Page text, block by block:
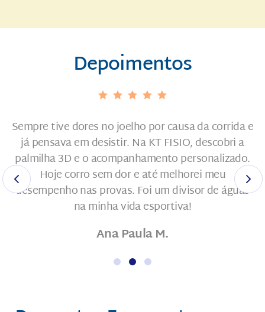
Depoimentos
Sempre tive dores no joelho por causa da corrida e
já pensava em desistir. Na KT FISIO, descobri a
palmilha 3D e o acompanhamento personalizado.
Hoje corro sem dor e até melhorei meu
desempenho nas provas. Foi um divisor de águas
na minha vida esportiva!
Ana Paula M.